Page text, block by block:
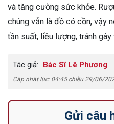
và tăng cường sức khỏe.
chúng vẫn là đồ có cồn, vậy
tần suất, liều lượng, tránh
Tác giả: Bác Sĩ Lê Phương
Cập nhật lúc: 04:45 chiều 29/06/
Gửi câu